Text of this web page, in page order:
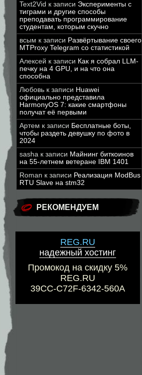
Text2Vid к записи Эксперименты с
тиграми и другие способы
преподавать программирование
студентам, которым скучно
всым к записи Развёртывание своего
MTProxy Telegram со статистикой
Алексей к записи Как я собрал LLM-
печку на 4 GPU, и на что она
способна
Любовь к записи Huawei
официально представила
HarmonyOS 7: какие смартфоны
получат её первыми
Артем к записи Бесплатные боты,
чтобы раздеть девушку по фото в
2024
sasha к записи Майнинг биткоинов
на 55-летнем ветеране IBM 1401
Roman к записи Реализация ModBus
RTU Slave на stm32
РЕКОМЕНДУЕМ
REG.RU
надежный хостинг
Промокод на скидку 5%
REG.RU
39CC-C72F-6342-560A